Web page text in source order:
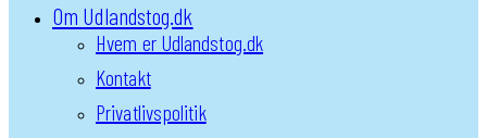
Om Udlandstog.dk
Hvem er Udlandstog.dk
Kontakt
Privatlivspolitik